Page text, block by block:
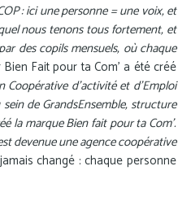
: ici une personne = une voix, et
nous tenons tous fortement, et
des copils mensuels, où chaque
Fait pour ta Com’ a été créé
d’activité et d’Emploi
de GrandsEnsemble, structure
la marque Bien fait pour ta Com’.
devenue une agence coopérative
changé : chaque personne